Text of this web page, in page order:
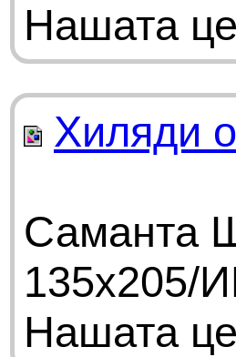
Нашата
Хиляди
Саманта
135х205/
Нашата